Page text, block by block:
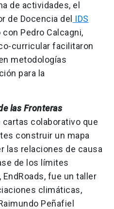
de actividades, el
de Docencia del IDS
Pedro Calcagni,
curricular facilitaron
metodologías
para la
las Fronteras
cartas colaborativo que
construir un mapa
las relaciones de causa
de los límites
fue un taller
climáticas,
Peñafiel